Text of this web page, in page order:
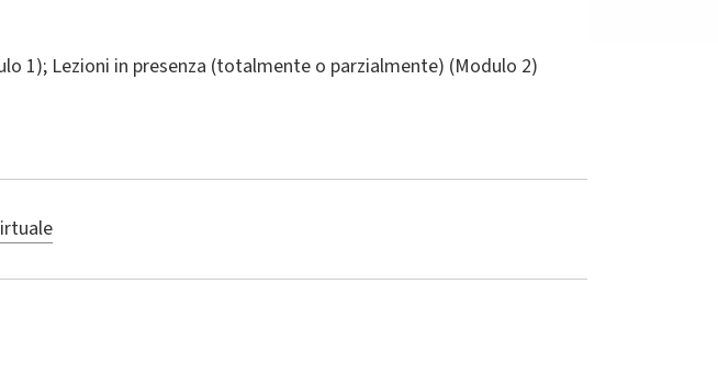
1); Lezioni in presenza (totalmente o parzialmente) (Modulo 2)